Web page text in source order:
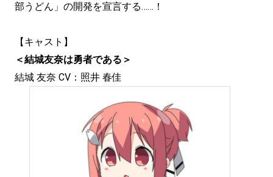
部うどん」の開発を宣言する……！
【キャスト】
＜結城友奈は勇者である＞
結城 友奈 CV：照井 春佳